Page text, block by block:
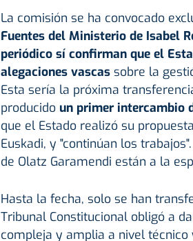
La comisión se ha convocado
Fuentes del Ministerio de Isabel
periódico sí confirman que el
alegaciones vascas sobre la
Esta sería la próxima
producido un primer intercambio
que el Estado realizó su
Euskadi, y "continúan los
de Olatz Garamendi están a la
Hasta la fecha, solo se han
Tribunal Constitucional obligó a
compleja y amplia a nivel